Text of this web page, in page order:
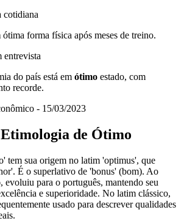
cotidiana
ótima forma física após meses de treino.
entrevista
do país está em ótimo estado, com
recorde.
- 15/03/2023
de Ótimo
tem sua origem no latim 'optimus', que
É o superlativo de 'bonus' (bom). Ao
evoluiu para o português, mantendo seu
e superioridade. No latim clássico,
usado para descrever qualidades